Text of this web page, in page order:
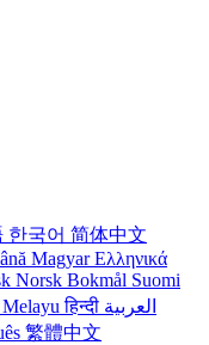
한국어 简体中文
MagyarΕλληνικά
Norsk Bokmål Suomi
Melayuहिन्दी العربية
繁體中文